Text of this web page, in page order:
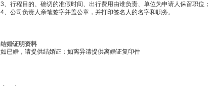
3、行程目的、确切的准假时间、出行费用由谁负责、单位为申请人保留职位；
4、公司负责人亲笔签字并盖公章，并打印签名人的名字和职务。
结婚证明资料
如已婚，请提供结婚证；如离异请提供离婚证复印件